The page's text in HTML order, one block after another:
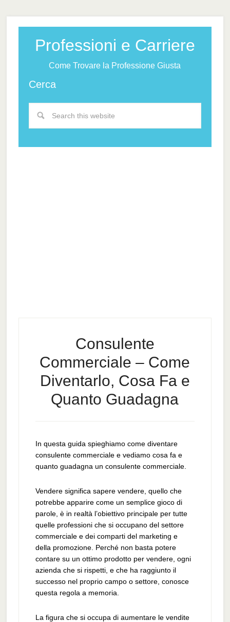
Professioni e Carriere
Come Trovare la Professione Giusta
Cerca
Consulente
Commerciale – Come
Diventarlo, Cosa Fa e
Quanto Guadagna
In questa guida spieghiamo come diventare
consulente commerciale e vediamo cosa fa e
quanto guadagna un consulente commerciale.
Vendere significa sapere vendere, quello che
potrebbe apparire come un semplice gioco di
parole, è in realtà l’obiettivo principale per tutte
quelle professioni che si occupano del settore
commerciale e dei comparti del marketing e
della promozione. Perché non basta potere
contare su un ottimo prodotto per vendere, ogni
azienda che si rispetti, e che ha raggiunto il
successo nel proprio campo o settore, conosce
questa regola a memoria.
La figura che si occupa di aumentare le vendite